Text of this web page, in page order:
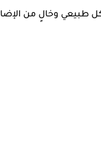
طبيعي وخالٍ من